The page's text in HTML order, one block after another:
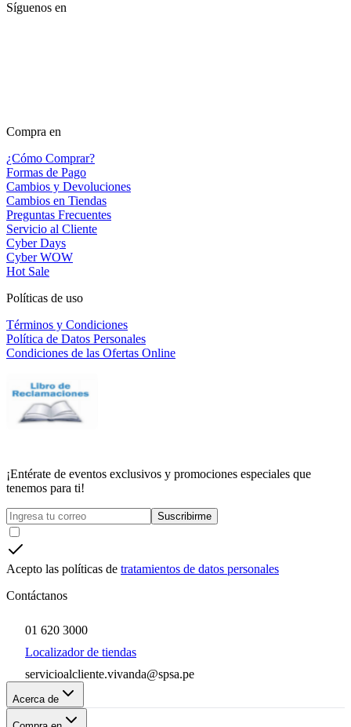
Síguenos en
Compra en
¿Cómo Comprar?
Formas de Pago
Cambios y Devoluciones
Cambios en Tiendas
Preguntas Frecuentes
Servicio al Cliente
Cyber Days
Cyber WOW
Hot Sale
Políticas de uso
Términos y Condiciones
Política de Datos Personales
Condiciones de las Ofertas Online
¡Entérate de eventos exclusivos y promociones especiales que
tenemos para ti!
Suscribirme
Acepto las políticas de tratamientos de datos personales
Contáctanos
01 620 3000
Localizador de tiendas
servicioalcliente.vivanda@spsa.pe
Acerca de